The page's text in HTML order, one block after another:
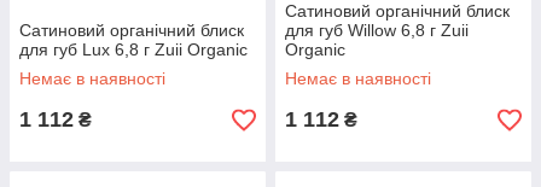
Сатиновий органічний блиск
для губ Lux 6,8 г Zuii Organic
Немає в наявності
1 112 ₴
Сатиновий органічний блиск
для губ Willow 6,8 г Zuii
Organic
Немає в наявності
1 112 ₴